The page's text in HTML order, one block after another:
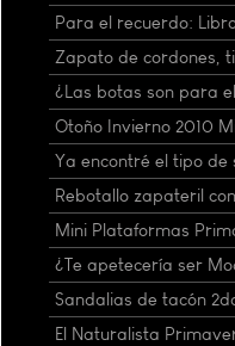
Para el recuerdo:
Zapato de cordones,
¿Las botas son para
Otoño Invierno 2010
Ya encontré el tipo
Rebotallo zapateril
Mini Plataformas
¿Te apetecería ser
Sandalias de tacón
El Naturalista